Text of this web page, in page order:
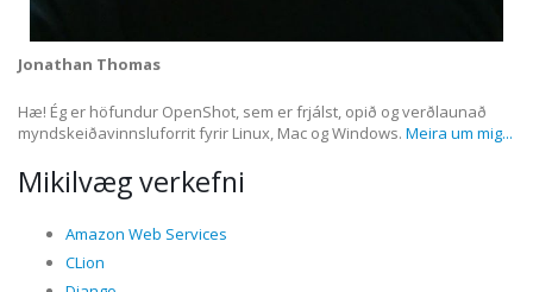
Jonathan Thomas
Hæ! Ég er höfundur OpenShot, sem er frjálst, opið og verðlaunað
myndskeiðavinnsluforrit fyrir Linux, Mac og Windows. Meira um mig...
Mikilvæg verkefni
Amazon Web Services
CLion